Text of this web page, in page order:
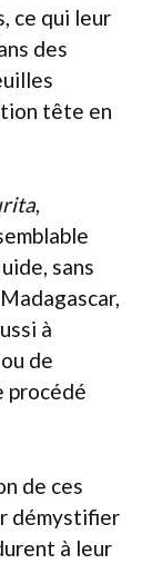
ce qui leur
des
tête en
,
sans
à
de
procédé
de ces
démystifier
à leur